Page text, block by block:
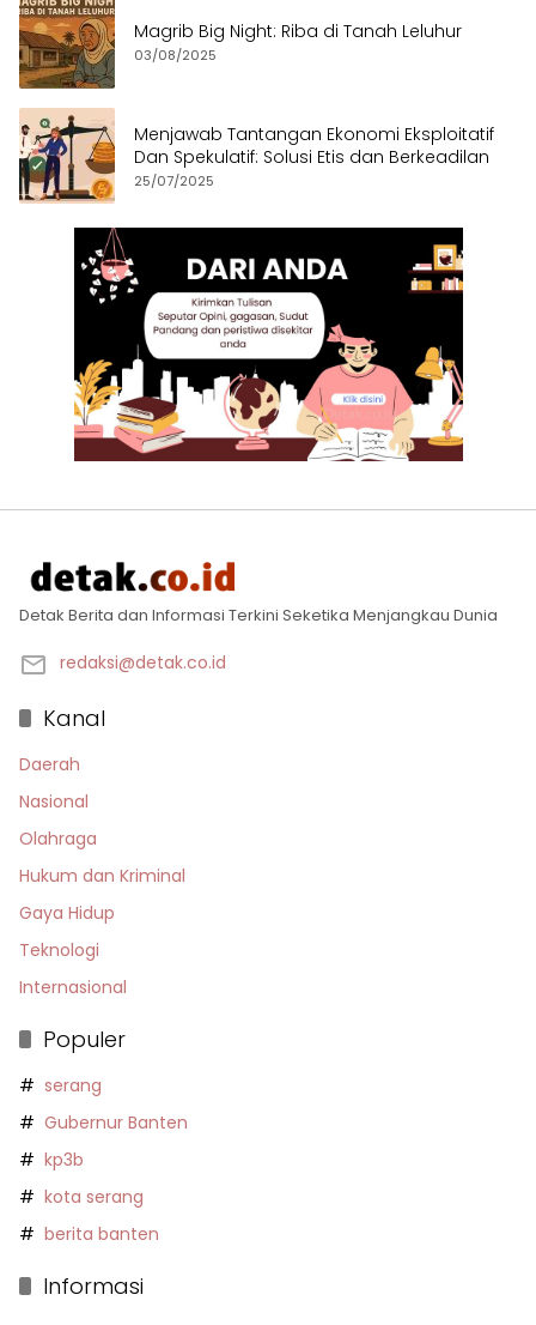
Magrib Big Night: Riba di Tanah Leluhur
03/08/2025
Menjawab Tantangan Ekonomi Eksploitatif
Dan Spekulatif: Solusi Etis dan Berkeadilan
25/07/2025
Detak Berita dan Informasi Terkini Seketika Menjangkau Dunia
redaksi@detak.co.id
Kanal
Daerah
Nasional
Olahraga
Hukum dan Kriminal
Gaya Hidup
Teknologi
Internasional
Populer
serang
Gubernur Banten
kp3b
kota serang
berita banten
Informasi